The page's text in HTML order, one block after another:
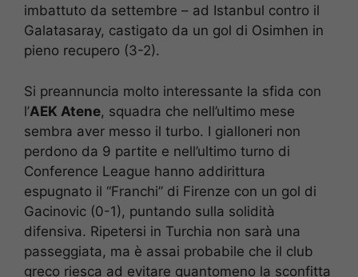
imbattuto da settembre – ad Istanbul contro il
Galatasaray, castigato da un gol di Osimhen in
pieno recupero (3-2).
Si preannuncia molto interessante la sfida con
l’AEK Atene, squadra che nell’ultimo mese
sembra aver messo il turbo. I gialloneri non
perdono da 9 partite e nell’ultimo turno di
Conference League hanno addirittura
espugnato il “Franchi” di Firenze con un gol di
Gacinovic (0-1), puntando sulla solidità
difensiva. Ripetersi in Turchia non sarà una
passeggiata, ma è assai probabile che il club
greco riesca ad evitare quantomeno la sconfitta